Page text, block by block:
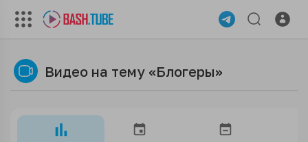
Видео на тему «Блогеры»